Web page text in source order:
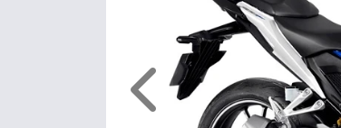
Anterior